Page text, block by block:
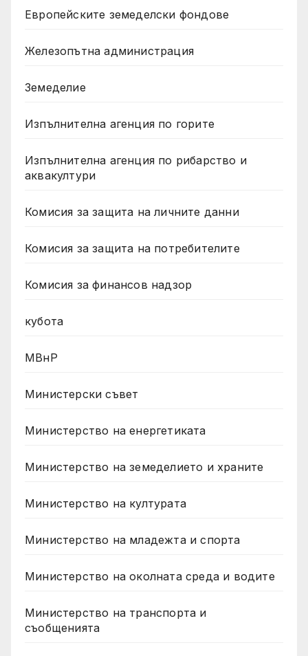
Европейските земеделски фондове
Железопътна администрация
Земеделие
Изпълнителна агенция по горите
Изпълнителна агенция по рибарство и
аквакултури
Комисия за защита на личните данни
Комисия за защита на потребителите
Комисия за финансов надзор
кубота
МВнР
Министерски съвет
Министерство на енергетиката
Министерство на земеделието и храните
Министерство на културата
Министерство на младежта и спорта
Министерство на околната среда и водите
Министерство на транспорта и
съобщенията